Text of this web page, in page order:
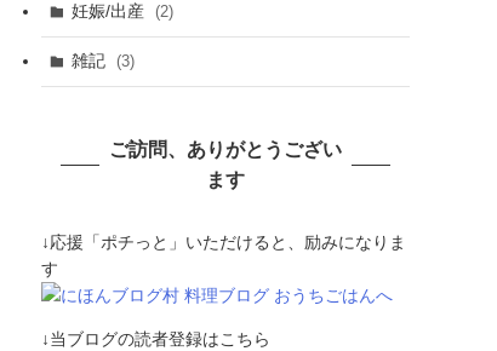
妊娠/出産 (2)
雑記 (3)
ご訪問、ありがとうござい
ます
↓応援「ポチっと」いただけると、励みになりま
す
↓当ブログの読者登録はこちら